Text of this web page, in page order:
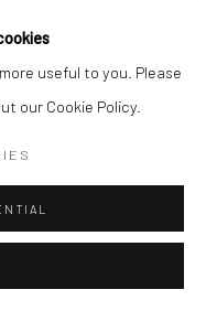
useful to you. Please
our Cookie Policy.